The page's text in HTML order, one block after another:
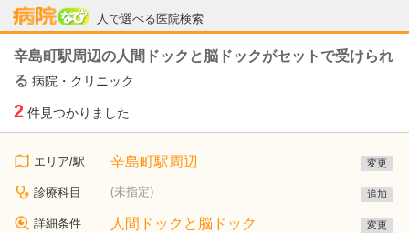
人で選べる医院検索
病院なび
辛島町駅周辺の人間ドックと脳ドックがセットで受けられ
る 病院・クリニック
2 件見つかりました
エリア/駅 辛島町駅周辺 変更
診療科目 (未指定) 追加
詳細条件 人間ドックと脳ドック 変更